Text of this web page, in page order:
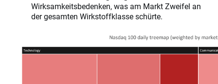
Wirksamkeitsbedenken, was am Markt Zweifel an
der gesamten Wirkstoffklasse schürte.